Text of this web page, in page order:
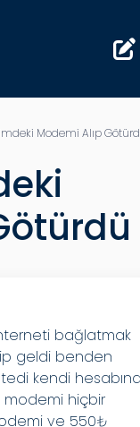
Modemi Alıp
bağlatmak
geldi benden
kendi
modemi hiçbir
ve 550₺